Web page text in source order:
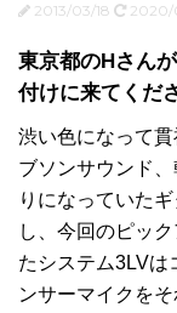
2013/03/18 2020/
東京都のHさん
付けに来てくだ
渋い色になって
ブソンサウンド
りになっていた
し、今回のピッ
たシステム3LVは
ンサーマイクを